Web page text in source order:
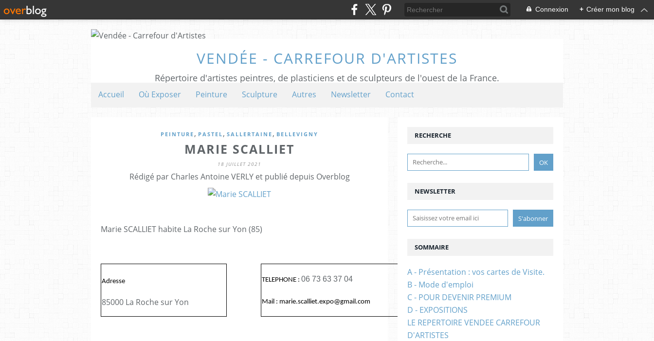
Connexion + Créer mon blog
VENDÉE - CARREFOUR D'ARTISTES
Répertoire d'artistes peintres, de plasticiens et de sculpteurs de l'ouest de la France.
Accueil Où Exposer Peinture Sculpture Autres Newsletter Contact
PEINTURE , PASTEL , SALLERTAINE , BELLEVIGNY
MARIE SCALLIET
18 JUILLET 2021
Rédigé par Charles Antoine VERLY et publié depuis Overblog
Marie SCALLIET habite La Roche sur Yon (85)
Adresse
85000 La Roche sur Yon
TELEPHONE : 06 73 63 37 04
Mail : marie.scalliet.expo@gmail.com
NEWSLETTER
RECHERCHE
SOMMAIRE
A - Présentation : vos cartes de Visite.
B - Mode d'emploi
C - POUR DEVENIR PREMIUM
D - EXPOSITIONS
LE REPERTOIRE VENDEE CARREFOUR
D'ARTISTES